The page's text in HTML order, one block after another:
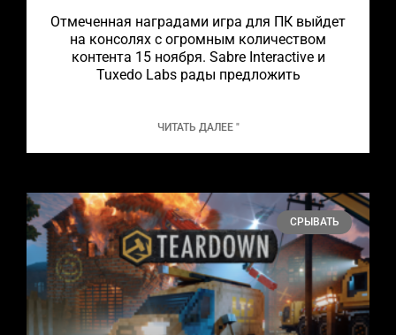
Отмеченная наградами игра для ПК выйдет
на консолях с огромным количеством
контента 15 ноября. Sabre Interactive и
Tuxedo Labs рады предложить
ЧИТАТЬ ДАЛЕЕ "
СРЫВАТЬ